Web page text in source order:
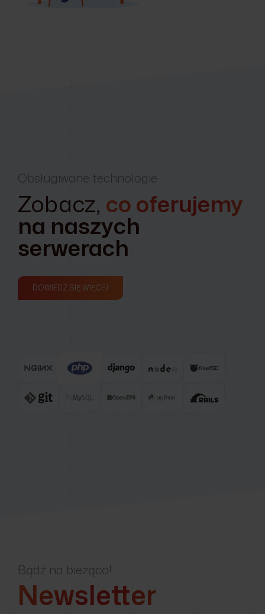
Obsługiwane technologie
Zobacz, co oferujemy
na naszych
serwerach
DOWIEDZ SIĘ WIĘCEJ
Bądź na bieżąco!
Newsletter